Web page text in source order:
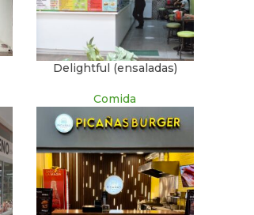
Delightful (ensaladas)
Comida